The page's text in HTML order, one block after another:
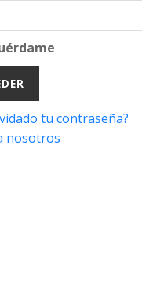
tu contraseña?
nosotros